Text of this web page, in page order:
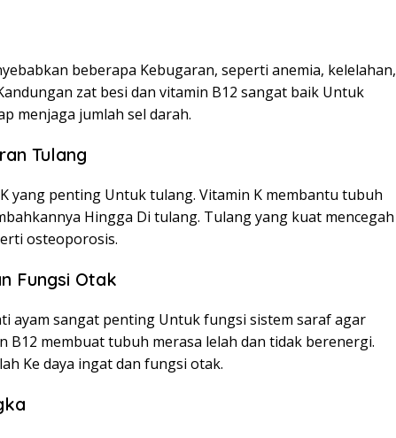
beberapa Kebugaran, seperti anemia, kelelahan,
zat besi dan vitamin B12 sangat baik Untuk
menjaga jumlah sel darah.
Tulang
yang penting Untuk tulang. Vitamin K membantu tubuh
Hingga Di tulang. Tulang yang kuat mencegah
osteoporosis.
Fungsi Otak
ayam sangat penting Untuk fungsi sistem saraf agar
B12 membuat tubuh merasa lelah dan tidak berenergi.
Ke daya ingat dan fungsi otak.